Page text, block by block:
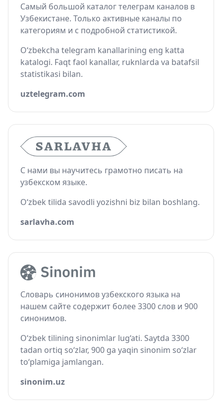
Самый большой каталог телеграм каналов в
Узбекистане. Только активные каналы по
категориям и с подробной статистикой.
O‘zbekcha telegram kanallarining eng katta
katalogi. Faqt faol kanallar, ruknlarda va batafsil
statistikasi bilan.
uztelegram.com
С нами вы научитесь грамотно писать на
узбекском языке.
O‘zbek tilida savodli yozishni biz bilan boshlang.
sarlavha.com
Словарь синонимов узбекского языка на
нашем сайте содержит более 3300 слов и 900
синонимов.
O‘zbek tilining sinonimlar lug‘ati. Saytda 3300
tadan ortiq so‘zlar, 900 ga yaqin sinonim so‘zlar
to‘plamiga jamlangan.
sinonim.uz